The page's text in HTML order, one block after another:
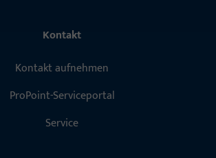
Kontakt
Kontakt aufnehmen
ProPoint-Serviceportal
Service